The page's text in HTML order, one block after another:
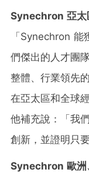
Synechron 亞太
「Synechron
們傑出的人才團
整體、行業領先
在亞太區和全球
他補充說：「我
創新，並證明只
Synechron 歐洲